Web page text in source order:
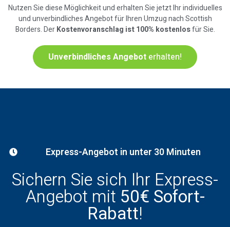
Nutzen Sie diese Möglichkeit und erhalten Sie jetzt Ihr individuelles
und unverbindliches Angebot für Ihren Umzug nach Scottish
Borders. DerKostenvoranschlag ist 100% kostenlosfür Sie.
Unverbindliches Angebot erhalten!
Express-Angebot in unter 30 Minuten
Sichern Sie sich Ihr Express-
Angebot mit 50€ Sofort-
Rabatt!